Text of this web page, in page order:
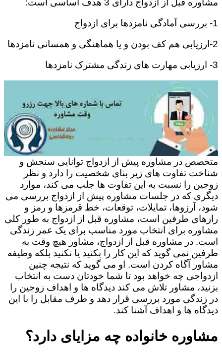
مشاوره قبل از ازدواج دارای 3 هدف اساسی است:
1- بررسی آمادگی نامزدها برای ازدواج
2-ارزیابی هم کف بودن و یا هماهنگی و همسانی نامزدها
3- ارزیابی مهارت های زندگی مشترک نامزدها
متخصص در مشاوره پیش از ازدواج توانایی سنجش و
شناخت تفاوت های زیر بنای شخصیت را دارد و نظر
زوجین را نسبت به این تفاوت ها جلب می کند، موارد
دیگری که در جلسات مشاوره پیش از ازدواج بررسی می
شود، آرزوها، تمایلات، توقعات، خط قرمزها و رمز و
رازهای طرفین است، مشاوره قبل از ازدواج به طور کلی
مشاوره برای انتخاب مورد مناسب برای یک عمر زندگی
است. در مشاوره قبل از ازدواج، مشاور هیچ وقت به
طرفین نمی گوید که این کار را بکنید یا نکنید بلکه وظیفه
مشاور آگاه کردن است. او می گوید که نتیجه چنین
ازدواجی چه خواهد بود تا شما خودتان دست به انتخاب
بزنید، مشاور تلاش می کند دیدگاه ها و اهداف زوجین را
در زندگی مورد بررسی قرار دهد و طرف مقابل را با این
دیدگاه ها و اهداف آشنا کند.
مشاوره خانواده چه مزایای دارد؟